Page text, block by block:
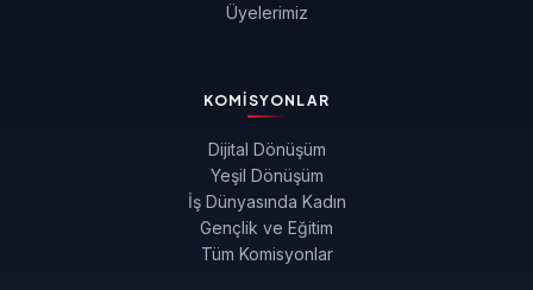
Üyelerimiz
KOMISYONLAR
Dijital Dönüşüm
Yeşil Dönüşüm
İş Dünyasında Kadın
Gençlik ve Eğitim
Tüm Komisyonlar